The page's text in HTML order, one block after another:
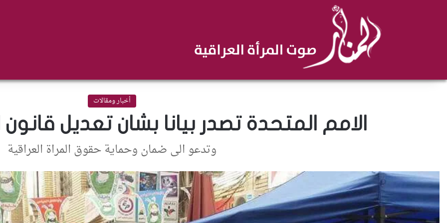
أخبار ومقالات
الامم المتحدة تصدر بيانا بشان تعديل
وتدعو الى ضمان وحماية حقوق المراة العراقية